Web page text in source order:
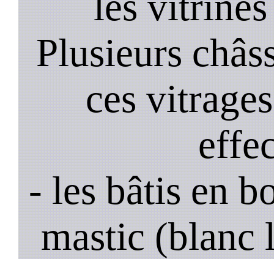
Plusieurs
ces
- les bâtis en
mastic (blanc